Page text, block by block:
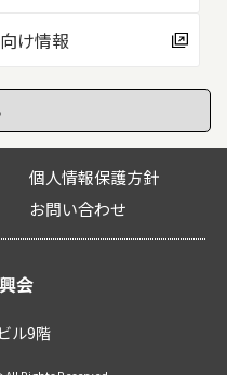
け情報
個人情報保護方針
お問い合わせ
ル9階